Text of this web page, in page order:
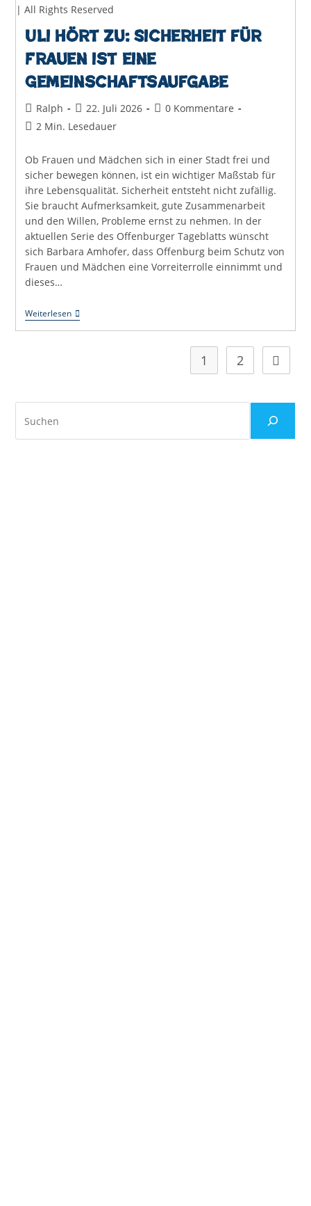
| All Rights Reserved
Uli hört zu: Sicherheit für
Frauen ist eine
Gemeinschaftsaufgabe
Beitrags-
Autor:
Ralph
Beitrag
veröffentlicht:
22. Juli 2026
Beitrags-
0 Kommentare
Lesedauer:
2 Min. Lesedauer
Ob Frauen und Mädchen sich in einer Stadt frei und
sicher bewegen können, ist ein wichtiger Maßstab für
ihre Lebensqualität. Sicherheit entsteht nicht zufällig.
Sie braucht Aufmerksamkeit, gute Zusammenarbeit
und den Willen, Probleme ernst zu nehmen. In der
aktuellen Serie des Offenburger Tageblatts wünscht
sich Barbara Amhofer, dass Offenburg beim Schutz von
Frauen und Mädchen eine Vorreiterrolle einnimmt und
dieses…
WeiterlesenUli
Hört
Gemeinschaftsaufgabe
1 2 Zur